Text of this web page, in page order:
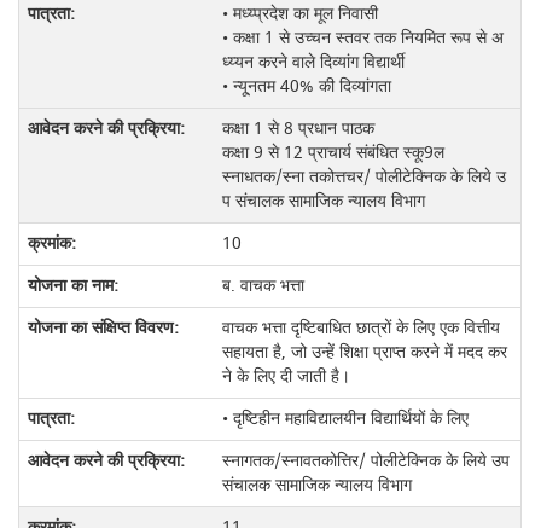
• मध्य्प्रदेश का मूल निवासी
• कक्षा 1 से उच्चन स्तवर तक नियमित रूप से अ
ध्य्यन करने वाले दिव्यांग विद्यार्थी
• न्यू्नतम 40% की दिव्यांगता
कक्षा 1 से 8 प्रधान पाठक
कक्षा 9 से 12 प्राचार्य संबंधित स्कू9ल
स्नाधतक/स्ना तकोत्तचर/ पोलीटेक्निक के लिये उ
प संचालक सामाजिक न्यालय विभाग
10
ब. वाचक भत्ता
वाचक भत्ता दृष्टिबाधित छात्रों के लिए एक वित्तीय
सहायता है, जो उन्हें शिक्षा प्राप्त करने में मदद कर
ने के लिए दी जाती है।
• दृष्टिहीन महाविद्यालयीन विद्यार्थियों के लिए
स्नागतक/स्नावतकोत्तिर/ पोलीटेक्निक के लिये उप
संचालक सामाजिक न्यालय विभाग